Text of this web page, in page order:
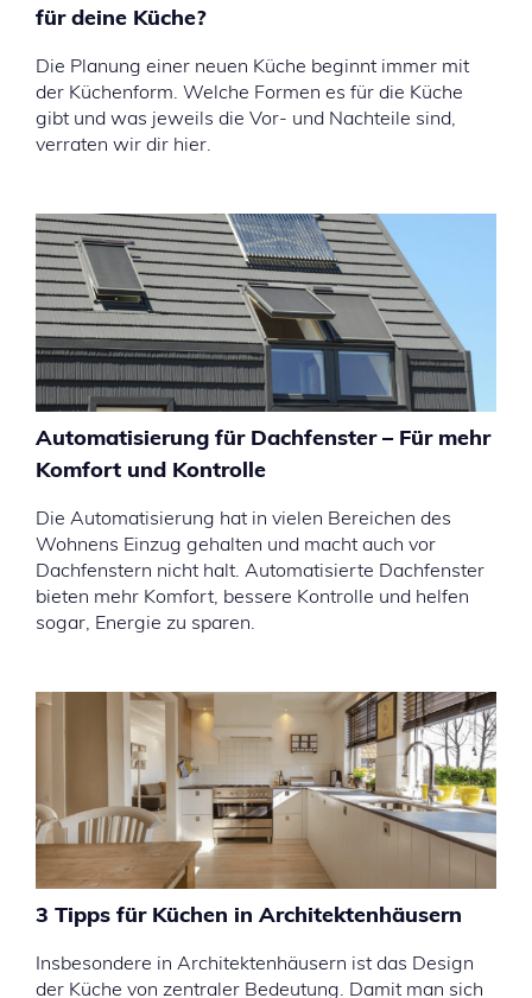
für deine Küche?
Die Planung einer neuen Küche beginnt immer mit
der Küchenform. Welche Formen es für die Küche
gibt und was jeweils die Vor- und Nachteile sind,
verraten wir dir hier.
Automatisierung für Dachfenster – Für mehr
Komfort und Kontrolle
Die Automatisierung hat in vielen Bereichen des
Wohnens Einzug gehalten und macht auch vor
Dachfenstern nicht halt. Automatisierte Dachfenster
bieten mehr Komfort, bessere Kontrolle und helfen
sogar, Energie zu sparen.
3 Tipps für Küchen in Architektenhäusern
Insbesondere in Architektenhäusern ist das Design
der Küche von zentraler Bedeutung. Damit man sich